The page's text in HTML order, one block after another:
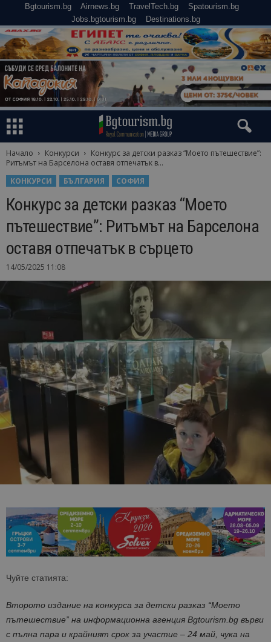
Bgtourism.bg Airnews.bg TravelTech.bg
Spatourism.bg
Jobs.bgtourism.bg
Destinations.bg
Начало Конкурси
Конкурс за детски разказ “Моето пътешествие”:
Ритъмът на Барселона оставя отпечатък в...
КОНКУРСИ
БЪЛГАРИЯ СОФИЯ
Конкурс за детски разказ “Моето
пътешествие”: Ритъмът на Барселона
оставя отпечатък в сърцето
14/05/2025 11:08
Чуйте статията:
Второто издание на конкурса за детски разказ “Моето
пътешествие” на информационна агенция Bgtourism.bg върви
с пълна пара и крайният срок за участие – 24 май, чука на